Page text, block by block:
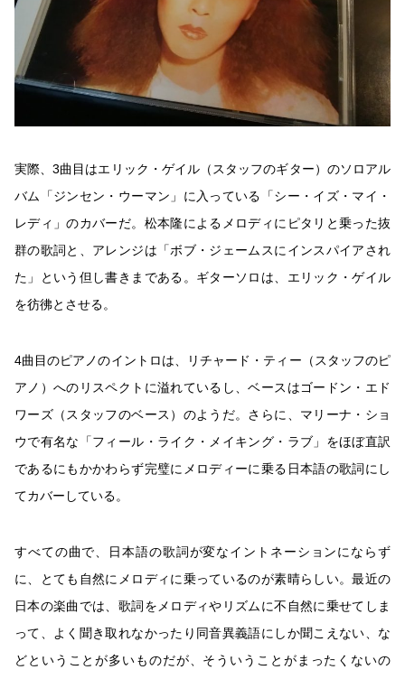
実際、3曲目はエリック・ゲイル（スタッフのギター）のソロアル
バム「ジンセン・ウーマン」に入っている「シー・イズ・マイ・
レディ」のカバーだ。松本隆によるメロディにピタリと乗った抜
群の歌詞と、アレンジは「ボブ・ジェームスにインスパイアされ
た」という但し書きまである。ギターソロは、エリック・ゲイル
を彷彿とさせる。
4曲目のピアノのイントロは、リチャード・ティー（スタッフのピ
アノ）へのリスペクトに溢れているし、ベースはゴードン・エド
ワーズ（スタッフのベース）のようだ。さらに、マリーナ・ショ
ウで有名な「フィール・ライク・メイキング・ラブ」をほぼ直訳
であるにもかかわらず完璧にメロディーに乗る日本語の歌詞にし
てカバーしている。
すべての曲で、日本語の歌詞が変なイントネーションにならず
に、とても自然にメロディに乗っているのが素晴らしい。最近の
日本の楽曲では、歌詞をメロディやリズムに不自然に乗せてしま
って、よく聞き取れなかったり同音異義語にしか聞こえない、な
どということが多いものだが、そういうことがまったくないの